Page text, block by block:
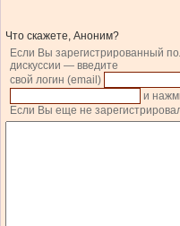
Что скажете, Аноним?
Если Вы зарегистрированный
дискуссии — введите
свой логин (email)
и
Если Вы еще не